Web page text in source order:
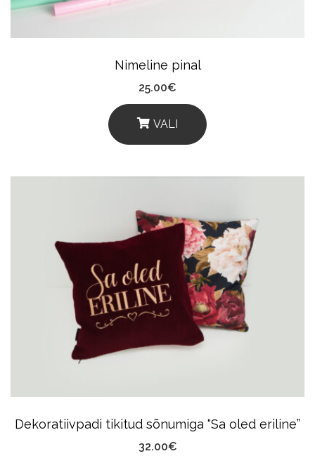
Nimeline pinal
25.00€
VALI
This
Multiple
Variants.
The
Options
May
Chosen
Product
Dekoratiivpadi tikitud sõnumiga “Sa oled eriline”
32.00€